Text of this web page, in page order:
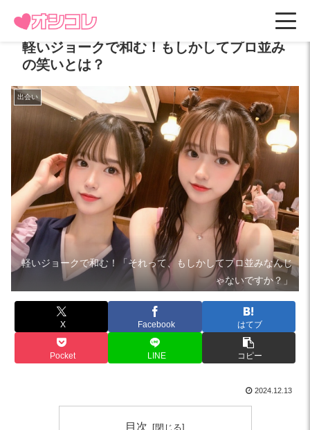
軽いジョークで和む！もしかしてプロ並み
の笑いとは？
出会い
軽いジョークで和む！「それって、もしかしてプロ並みなんじ
ゃないですか？」
X Facebook はてブ
Pocket LINE コピー
2024.12.13
目次